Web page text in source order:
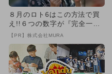
８月のロト6はこの方法で買
え!!６つの数字が『完全一
致』する方法
【PR】株式会社MURA